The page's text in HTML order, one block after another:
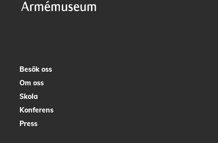
Besök oss
Om oss
Skola
Konferens
Press